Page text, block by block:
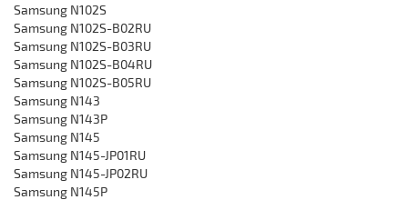
Samsung N102S
‎Samsung N102S-B02RU
Samsung ‎N102S-B03RU
Samsung ‎N102S-B04RU
Samsung ‎N102S-B05RU
Samsung N143
Samsung N143P
Samsung N145
Samsung ‎N145-JP01RU
Samsung N145-JP02RU
Samsung N145P